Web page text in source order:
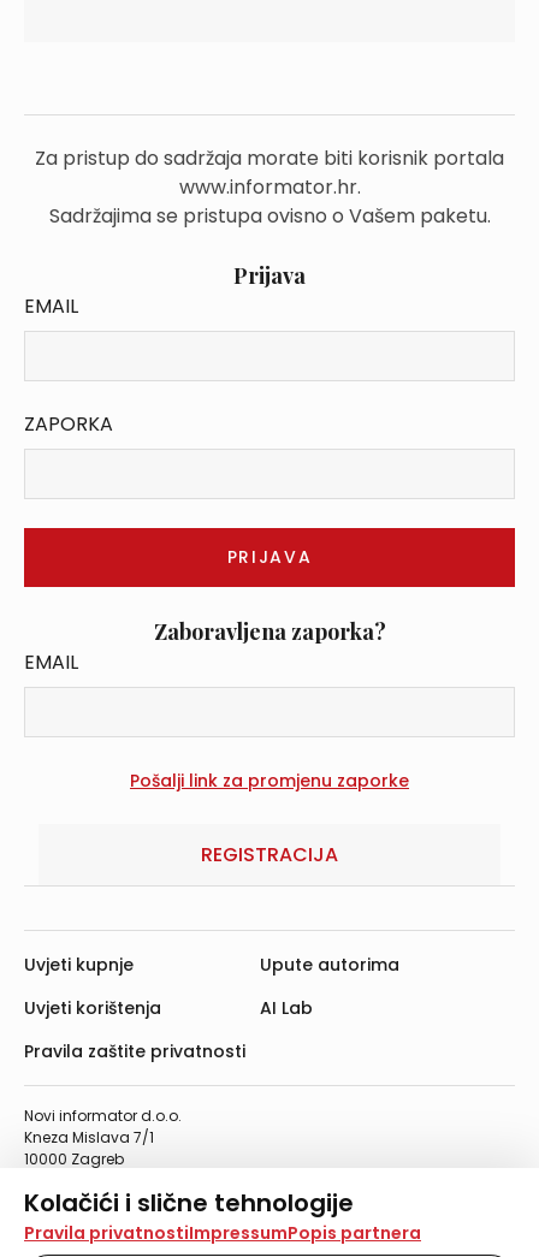
Kolačići i slične tehnologije
Na našoj web stranici koristimo kolačiće i slične
Pravila privatnostiImpressumPopis partnera
Za pristup do sadržaja morate biti korisnik portala
www.informator.hr.
Sadržajima se pristupa ovisno o Vašem paketu.
Prijava
EMAIL
ZAPORKA
Zaboravljena zaporka?
EMAIL
REGISTRACIJA
Novi informator d.o.o.
Kneza Mislava 7/1
10000 Zagreb
Telefaks: 01/4612-553
info@informator.hr
Uvjeti kupnje
Uvjeti korištenja
Pravila zaštite privatnosti
Upute autorima
AI Lab